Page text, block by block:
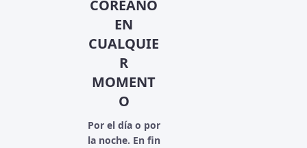
COREANO
EN
CUALQUIE
R
MOMENT
O
Por el día o por
la noche. En fin